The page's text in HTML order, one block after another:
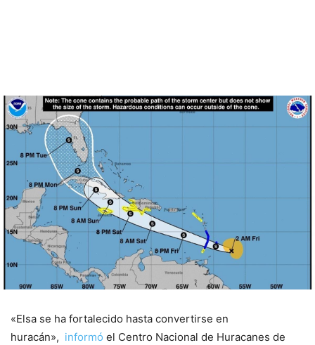
«Elsa se ha fortalecido hasta convertirse en
huracán», informó el Centro Nacional de Huracanes de